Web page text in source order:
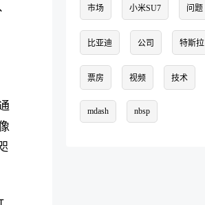
市场 小米SU7 问题
比亚迪 公司 特斯拉
票房 视频 技术
mdash nbsp